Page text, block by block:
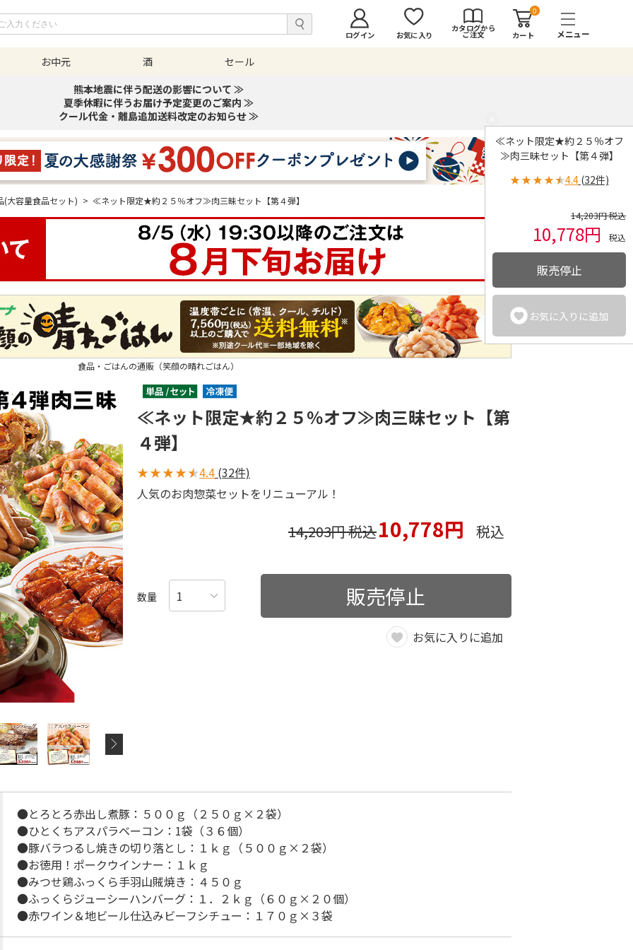
ログイン お気に入り
カタログから
ご注文
0
カート
お中元 酒
セール
熊本地震に伴う配送の影響について ≫
夏季休暇に伴うお届け予定変更のご案内 ≫
クール代金・離島追加送料改定のお知らせ ≫
(大容量食品セット) > ≪ネット限定★約２５％オフ≫肉三昧セット【第４弾】
≪ネット限定★約２５％オフ
≫肉三昧セット【第４弾】
★★★★★4.4(32件)
14,203円 税込
10,778円 税込
販売停止
お気に入りに追加
食品・ごはんの通販（笑顔の晴れごはん）
≪ネット限定★約２５％オフ≫肉三昧セット【第
４弾】
★★★★★4.4 (32件)
人気のお肉惣菜セットをリニューアル！
14,203円 税込10,778円 税込
数量 販売停止
お気に入りに追加
●とろとろ赤出し煮豚：５００ｇ（２５０ｇ×２袋）
●ひとくちアスパラベーコン：1袋（３６個）
●豚バラつるし焼きの切り落とし：１ｋｇ（５００ｇ×２袋）
●お徳用！ポークウインナー：１ｋｇ
●みつせ鶏ふっくら手羽山賊焼き：４５０ｇ
●ふっくらジューシーハンバーグ：１．２ｋｇ（６０ｇ×２０個）
●赤ワイン＆地ビール仕込みビーフシチュー：１７０ｇ×３袋